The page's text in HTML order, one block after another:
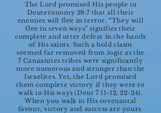
The Lord promised His people in
Deuteronomy 28:7 that all their
enemies will flee in terror. “They will
flee in seven ways” signifies their
complete and utter defeat in the hands
of His saints. Such a bold claim
seemed far removed from logic as the
7 Canaanites tribes were significantly
more numerous and stronger than the
Israelites. Yet, the Lord promised
them complete victory if they were to
walk in His ways (Deut 7:11-12, 22-24).
When you walk in His covenantal
favour, victory and success are yours.